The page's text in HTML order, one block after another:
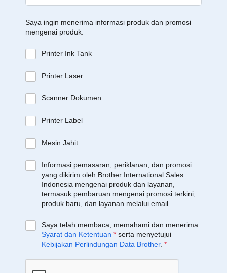
Saya ingin menerima informasi produk dan promosi
mengenai produk:
Printer Ink Tank
Printer Laser
Scanner Dokumen
Printer Label
Mesin Jahit
Informasi pemasaran, periklanan, dan promosi
yang dikirim oleh Brother International Sales
Indonesia mengenai produk dan layanan,
termasuk pembaruan mengenai promosi terkini,
produk baru, dan layanan melalui email.
Saya telah membaca, memahami dan menerima
Syarat dan Ketentuan * serta menyetujui
Kebijakan Perlindungan Data Brother. *